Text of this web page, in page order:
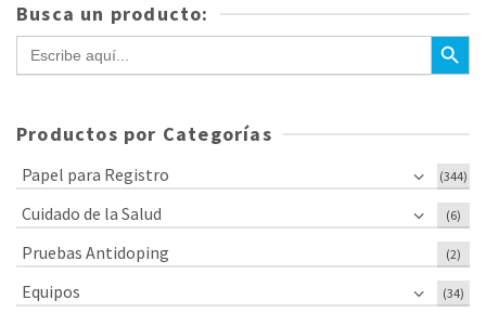
Busca un producto:
Buscar: Botón de
Productos por Categorías
Papel para Registro (344)
Cuidado de la Salud (6)
Pruebas Antidoping (2)
Equipos (34)